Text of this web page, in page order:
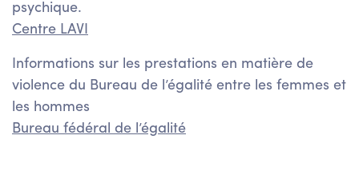
psychique.
Centre LAVI
Informations sur les prestations en matière de
violence du Bureau de l’égalité entre les femmes et
les hommes
Bureau fédéral de l’égalité